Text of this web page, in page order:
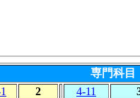
専門科目
2 4-11